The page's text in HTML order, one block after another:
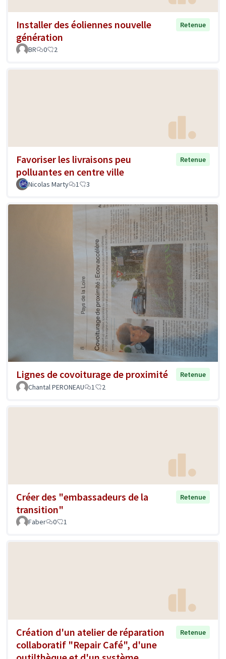
Installer des éoliennes nouvelle
génération
Retenue
BR 0 2
Favoriser les livraisons peu
polluantes en centre ville
Retenue
Nicolas Marty 1 3
Lignes de covoiturage de proximité
Retenue
Chantal PERONEAU
1 2
Créer des "embassadeurs de la
transition"
Retenue
Faber 0 1
Création d'un atelier de réparation
collaboratif "Repair Café", d'une
Retenue